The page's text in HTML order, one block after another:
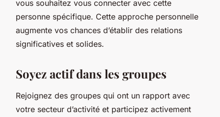
vous souhaitez vous connecter avec cette
personne spécifique. Cette approche personnelle
augmente vos chances d’établir des relations
significatives et solides.
Soyez actif dans les groupes
Rejoignez des groupes qui ont un rapport avec
votre secteur d’activité et participez activement